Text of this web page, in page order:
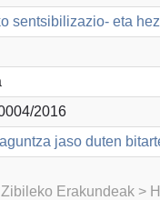
sentsibilizazio- eta
2016
jaso duten
Erakundeak >